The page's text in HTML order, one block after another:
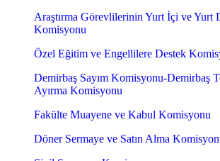
Araştırma Görevlilerinin Yurt İçi ve Yurt
Komisyonu
Özel Eğitim ve Engellilere Destek
Demirbaş Sayım Komisyonu-Demirbaş
Ayırma Komisyonu
Fakülte Muayene ve Kabul Komisyonu
Döner Sermaye ve Satın Alma